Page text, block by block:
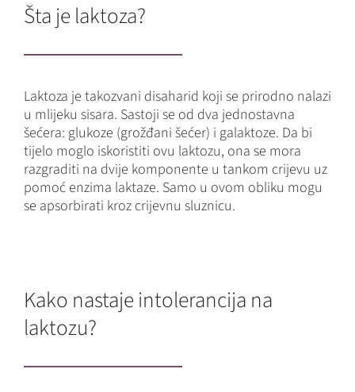
Šta je laktoza?
Laktoza je takozvani disaharid koji se prirodno nalazi
u mlijeku sisara. Sastoji se od dva jednostavna
šećera: glukoze (grožđani šećer) i galaktoze. Da bi
tijelo moglo iskoristiti ovu laktozu, ona se mora
razgraditi na dvije komponente u tankom crijevu uz
pomoć enzima laktaze. Samo u ovom obliku mogu
se apsorbirati kroz crijevnu sluznicu.
Kako nastaje intolerancija na
laktozu?